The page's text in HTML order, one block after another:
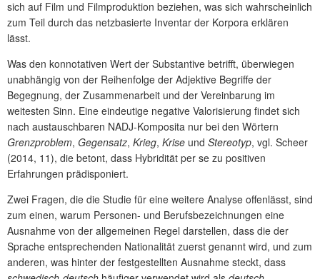
sich auf Film und Filmproduktion beziehen, was sich wahrscheinlich
zum Teil durch das netzbasierte Inventar der Korpora erklären
lässt.
Was den konnotativen Wert der Substantive betrifft, überwiegen
unabhängig von der Reihenfolge der Adjektive Begriffe der
Begegnung, der Zusammenarbeit und der Vereinbarung im
weitesten Sinn. Eine eindeutige negative Valorisierung findet sich
nach austauschbaren NADJ-Komposita nur bei den Wörtern
Grenzproblem, Gegensatz, Krieg, Krise und Stereotyp, vgl. Scheer
(2014, 11), die betont, dass Hybridität per se zu positiven
Erfahrungen prädisponiert.
Zwei Fragen, die die Studie für eine weitere Analyse offenlässt, sind
zum einen, warum Personen- und Berufsbezeichnungen eine
Ausnahme von der allgemeinen Regel darstellen, dass die der
Sprache entsprechenden Nationalität zuerst genannt wird, und zum
anderen, was hinter der festgestellten Ausnahme steckt, dass